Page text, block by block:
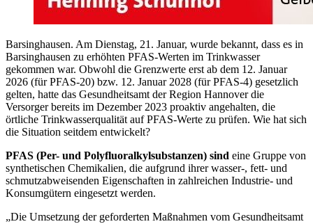
Barsinghausen. Am Dienstag, 21. Januar, wurde bekannt, dass es in
Barsinghausen zu erhöhten PFAS-Werten im Trinkwasser
gekommen war. Obwohl die Grenzwerte erst ab dem 12. Januar
2026 (für PFAS-20) bzw. 12. Januar 2028 (für PFAS-4) gesetzlich
gelten, hatte das Gesundheitsamt der Region Hannover die
Versorger bereits im Dezember 2023 proaktiv angehalten, die
örtliche Trinkwasserqualität auf PFAS-Werte zu prüfen. Wie hat sich
die Situation seitdem entwickelt?
PFAS (Per- und Polyfluoralkylsubstanzen) sind eine Gruppe von
synthetischen Chemikalien, die aufgrund ihrer wasser-, fett- und
schmutzabweisenden Eigenschaften in zahlreichen Industrie- und
Konsumgütern eingesetzt werden.
„Die Umsetzung der geforderten Maßnahmen vom Gesundheitsamt